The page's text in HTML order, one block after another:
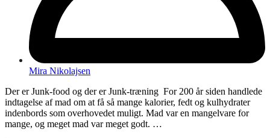
Mira Nikolajsen
Der er Junk-food og der er Junk-træning For 200 år siden handlede
indtagelse af mad om at få så mange kalorier, fedt og kulhydrater
indenbords som overhovedet muligt. Mad var en mangelvare for
mange, og meget mad var meget godt. …